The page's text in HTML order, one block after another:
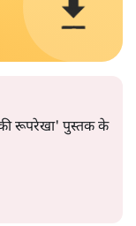
की रूपरेखा' पुस्तक के